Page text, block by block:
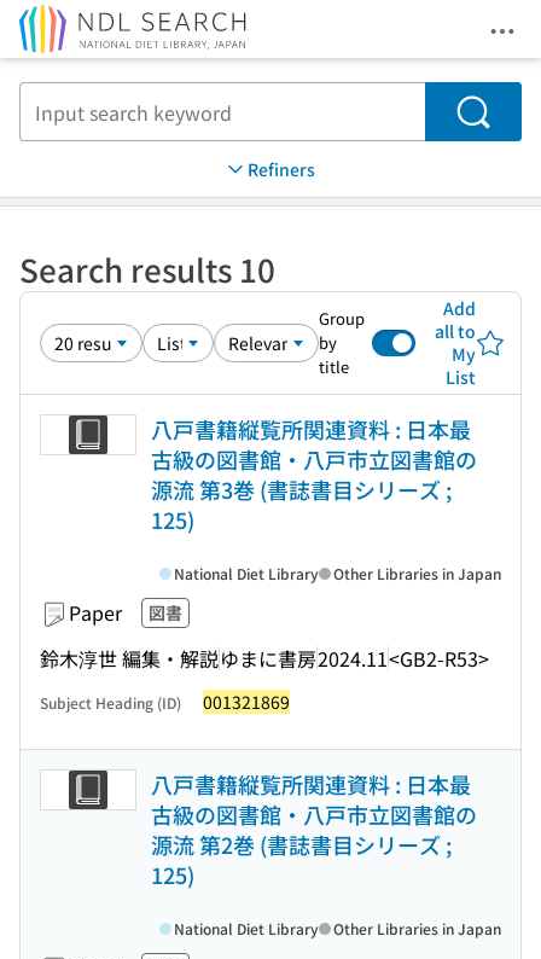
Search
Refiners
Search results 10
Group
by
title
Add
all to
My
List
八戸書籍縦覧所関連資料 : 日本最
古級の図書館・八戸市立図書館の
源流 第3巻 (書誌書目シリーズ ;
125)
Paper 図書
鈴木淳世 編集・解説ゆまに書房2024.11<GB2-R53>
National Diet Library Other Libraries in Japan
Subject Heading (ID) 001321869
八戸書籍縦覧所関連資料 : 日本最
古級の図書館・八戸市立図書館の
源流 第2巻 (書誌書目シリーズ ;
125)
National Diet Library Other Libraries in Japan